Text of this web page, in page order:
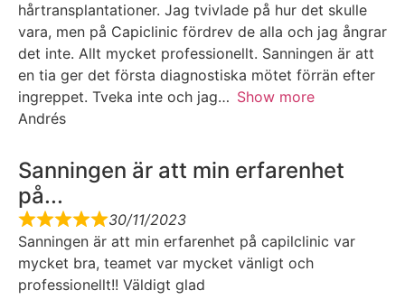
hårtransplantationer. Jag tvivlade på hur det skulle
vara, men på Capiclinic fördrev de alla och jag ångrar
det inte. Allt mycket professionellt. Sanningen är att
en tia ger det första diagnostiska mötet förrän efter
ingreppet. Tveka inte och jag
Show more
Andrés
Sanningen är att min erfarenhet
på...
30/11/2023
Sanningen är att min erfarenhet på capilclinic var
mycket bra, teamet var mycket vänligt och
professionellt!! Väldigt glad